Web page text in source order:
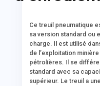
Cetreuil pneumatique
sa version standard ou
charge. Il est utilisé
de l’exploitation
pétrolières. Il se
standard avec sa
supérieur. Letreuil a